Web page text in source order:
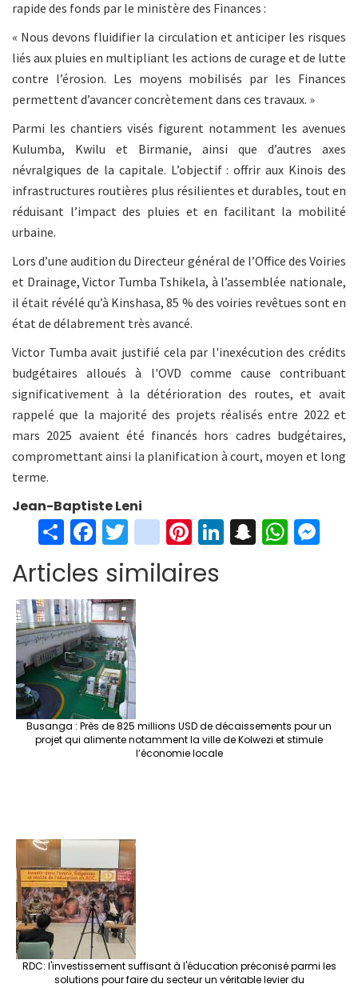
rapide des fonds par le ministère des Finances :
« Nous devons fluidifier la circulation et anticiper les risques
liés aux pluies en multipliant les actions de curage et de lutte
contre l’érosion. Les moyens mobilisés par les Finances
permettent d’avancer concrètement dans ces travaux. »
Parmi les chantiers visés figurent notamment les avenues
Kulumba, Kwilu et Birmanie, ainsi que d’autres axes
névralgiques de la capitale. L’objectif : offrir aux Kinois des
infrastructures routières plus résilientes et durables, tout en
réduisant l’impact des pluies et en facilitant la mobilité
urbaine.
Lors d’une audition du Directeur général de l’Office des Voiries
et Drainage, Victor Tumba Tshikela, à l’assemblée nationale,
il était révélé qu’à Kinshasa, 85 % des voiries revêtues sont en
état de délabrement très avancé.
Victor Tumba avait justifié cela par l'inexécution des crédits
budgétaires alloués à l'OVD comme cause contribuant
significativement à la détérioration des routes, et avait
rappelé que la majorité des projets réalisés entre 2022 et
mars 2025 avaient été financés hors cadres budgétaires,
compromettant ainsi la planification à court, moyen et long
terme.
Jean-Baptiste Leni
S
h
ar
e
Fa
ce
b
o
o
k
T
wi
tt
er
in
st
ag
Pi
er
Li S W
Articles similaires
Busanga : Près de 825 millions USD de décaissements pour un
projet qui alimente notamment la ville de Kolwezi et stimule
l’économie locale
RDC: l'investissement suffisant à l'éducation préconisé parmi les
solutions pour faire du secteur un véritable levier du